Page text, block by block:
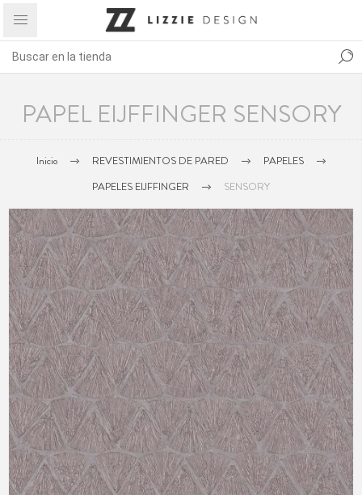
PAPEL EIJFFINGER SENSORY
Inicio REVESTIMIENTOS DE PARED
PAPELES
PAPELES EIJFFINGER
SENSORY